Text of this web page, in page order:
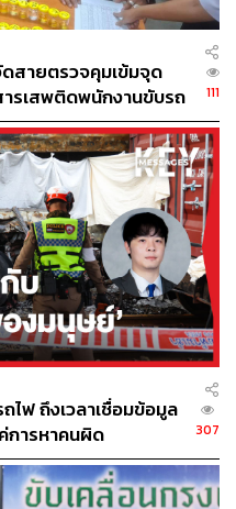
สายตรวจคุมเข้มจุด
รเสพติดพนักงานขับรถ
111
ฟ ถึงเวลาเชื่อมข้อมูล
การหาคนผิด
307